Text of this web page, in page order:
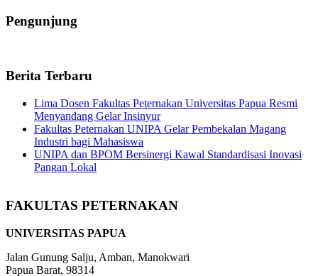
Pengunjung
Berita Terbaru
Lima Dosen Fakultas Peternakan Universitas Papua Resmi
Menyandang Gelar Insinyur
Fakultas Peternakan UNIPA Gelar Pembekalan Magang
Industri bagi Mahasiswa
UNIPA dan BPOM Bersinergi Kawal Standardisasi Inovasi
Pangan Lokal
FAKULTAS PETERNAKAN
UNIVERSITAS PAPUA
Jalan Gunung Salju, Amban, Manokwari
Papua Barat, 98314